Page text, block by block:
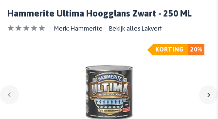
Hammerite Ultima Hoogglans Zwart - 250 ML
Merk: Hammerite Bekijk alles Lakverf
20%
KORTING